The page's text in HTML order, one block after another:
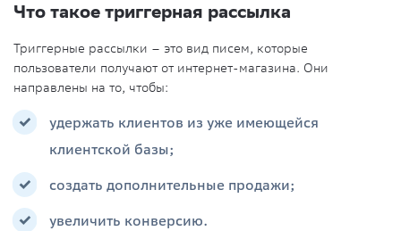
Что такое триггерная рассылка
Триггерные рассылки – это вид писем, которые
пользователи получают от интернет-магазина. Они
направлены на то, чтобы:
удержать клиентов из уже имеющейся
клиентской базы;
создать дополнительные продажи;
увеличить конверсию.